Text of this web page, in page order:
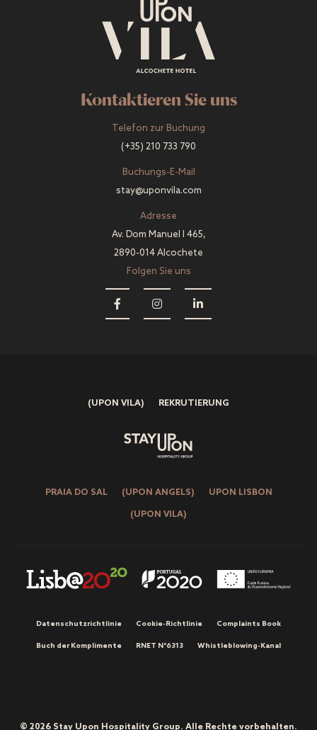
Kontaktieren Sie uns
Telefon zur Buchung
(+35) 210 733 790
Buchungs-E-Mail
stay@uponvila.com
Adresse
Av. Dom Manuel I 465,
2890-014 Alcochete
Folgen Sie uns
(UPON VILA) REKRUTIERUNG
PRAIA DO SAL (UPON ANGELS) UPON LISBON
(UPON VILA)
Datenschutzrichtlinie Cookie-Richtlinie Complaints Book
Buch der Komplimente RNET Nº6313 Whistleblowing-Kanal
© 2026 Stay Upon Hospitality Group. Alle Rechte vorbehalten.